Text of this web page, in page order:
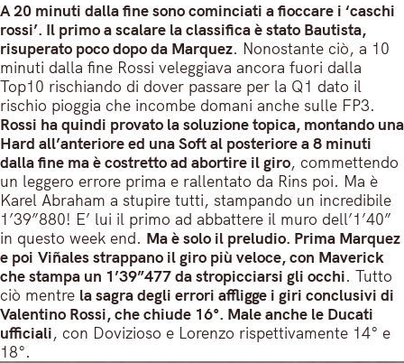
A 20 minuti dalla fine sono cominciati a fioccare i ‘caschi
rossi’. Il primo a scalare la classifica è stato Bautista,
risuperato poco dopo da Marquez. Nonostante ciò, a 10
minuti dalla fine Rossi veleggiava ancora fuori dalla
Top10 rischiando di dover passare per la Q1 dato il
rischio pioggia che incombe domani anche sulle FP3.
Rossi ha quindi provato la soluzione topica, montando una
Hard all’anteriore ed una Soft al posteriore a 8 minuti
dalla fine ma è costretto ad abortire il giro, commettendo
un leggero errore prima e rallentato da Rins poi. Ma è
Karel Abraham a stupire tutti, stampando un incredibile
1’39”880! E’ lui il primo ad abbattere il muro dell’1’40”
in questo week end. Ma è solo il preludio. Prima Marquez
e poi Viñales strappano il giro più veloce, con Maverick
che stampa un 1’39”477 da stropicciarsi gli occhi. Tutto
ciò mentre la sagra degli errori affligge i giri conclusivi di
Valentino Rossi, che chiude 16°. Male anche le Ducati
ufficiali, con Dovizioso e Lorenzo rispettivamente 14° e
18°.